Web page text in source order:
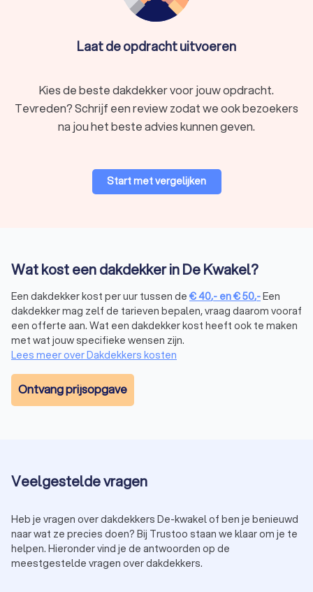
Laat de opdracht uitvoeren
Kies de beste dakdekker voor jouw opdracht.
Tevreden? Schrijf een review zodat we ook bezoekers
na jou het beste advies kunnen geven.
Start met vergelijken
Wat kost een dakdekker in De Kwakel?
Een dakdekker kost per uur tussen de €40,- en€50,-Een
dakdekker mag zelf de tarieven bepalen, vraag daarom vooraf
een offerte aan. Wat een dakdekker kost heeft ook te maken
met wat jouw specifieke wensen zijn.
Lees meer over Dakdekkers kosten
Ontvang prijsopgave
Veelgestelde vragen
Heb je vragen over dakdekkers De-kwakel of ben je benieuwd
naar wat ze precies doen? Bij Trustoo staan we klaar om je te
helpen. Hieronder vind je de antwoorden op de
meestgestelde vragen over dakdekkers.